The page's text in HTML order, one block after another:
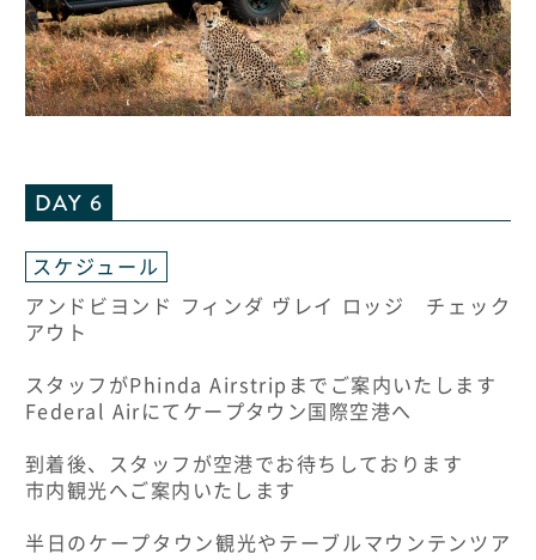
DAY 6
スケジュール
アンドビヨンド フィンダ ヴレイ ロッジ チェック
アウト
スタッフがPhinda Airstripまでご案内いたします
Federal Airにてケープタウン国際空港へ
到着後、スタッフが空港でお待ちしております
市内観光へご案内いたします
半日のケープタウン観光やテーブルマウンテンツア